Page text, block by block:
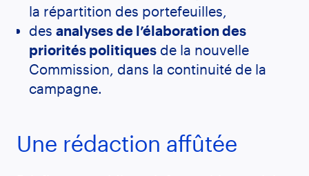
la répartition des portefeuilles,
des analyses de l’élaboration des
priorités politiquesde la nouvelle
Commission, dans la continuité de la
campagne.
Une rédaction affûtée